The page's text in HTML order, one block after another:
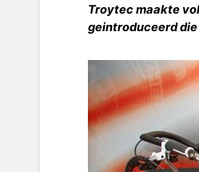
Troytec maakte
geintroduceerd